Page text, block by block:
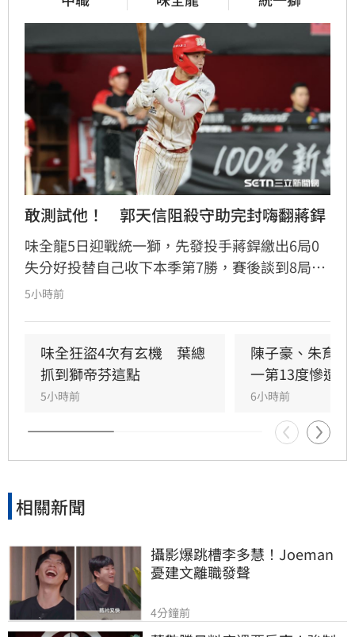
敢測試他！　郭天信阻殺守助完封嗨翻蔣銲
味全龍5日迎戰統一獅，先發投手蔣銲繳出6局0
失分好投替自己收下本季第7勝，賽後談到8局上
郭天信的關鍵阻殺替味全守住完封勝，蔣銲也直
5小時前
味全狂盜4次有玄機　葉總
抓到獅帝芬這點
5小時前
陳子豪、朱育
一第13度慘遭
6小時前
相關新聞
攝影爆跳槽李多慧！Joeman
憂建文離職發聲
4分鐘前